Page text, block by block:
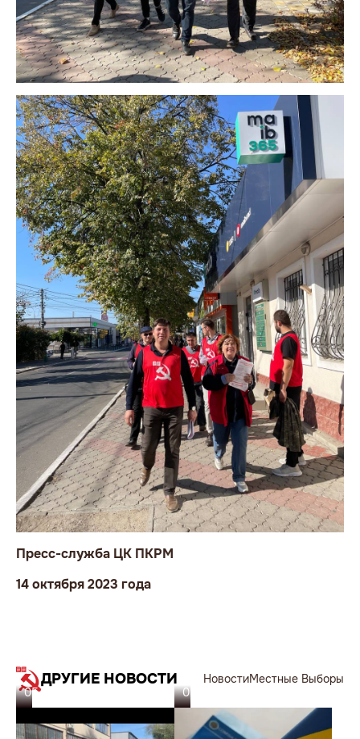
Пресс-служба ЦК ПКРМ
14 октября 2023 года
ДРУГИЕ НОВОСТИ НовостиМестные Выборы
05.11.23
05.11.23